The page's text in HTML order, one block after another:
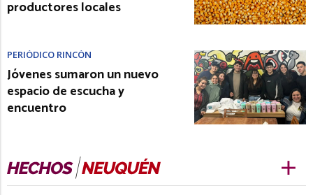
productores locales
PERIÓDICO RINCÓN
Jóvenes sumaron un nuevo
espacio de escucha y
encuentro